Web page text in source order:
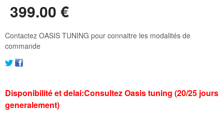
399.00 €
Contactez OASIS TUNING pour connaitre les modalités de
commande
Disponibilité et delai:Consultez Oasis tuning (20/25 jours
generalement)